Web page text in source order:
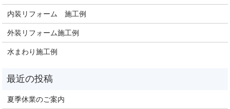
内装リフォーム 施工例
外装リフォーム施工例
水まわり施工例
夏季休業のご案内